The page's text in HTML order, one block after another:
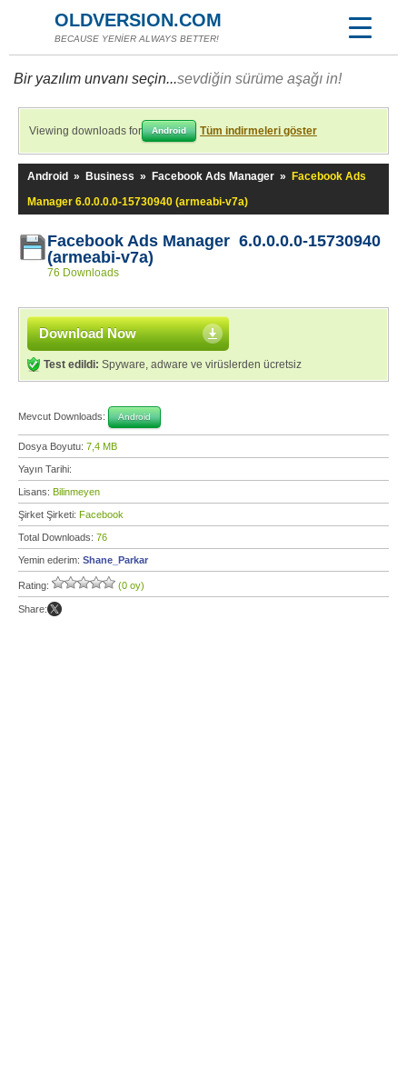
OLDVERSION.COM
BECAUSE YENİER ALWAYS BETTER!
Bir yazılım unvanı seçin...sevdiğin sürüme aşağı in!
Viewing downloads for Android Tüm indirmeleri göster
Android » Business » Facebook Ads Manager »
Facebook Ads
Manager 6.0.0.0.0-15730940 (armeabi-v7a)
Facebook Ads Manager 6.0.0.0.0-15730940
(armeabi-v7a)
76 Downloads
Download Now
Test edildi: Spyware, adware ve virüslerden ücretsiz
Mevcut Downloads: Android
Dosya Boyutu: 7,4 MB
Yayın Tarihi:
Lisans: Bilinmeyen
Şirket Şirketi: Facebook
Total Downloads: 76
Yemin ederim: Shane_Parkar
Rating: (0 oy)
Share: